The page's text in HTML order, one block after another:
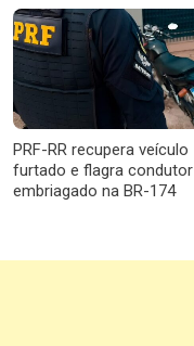
PRF-RR recupera veículo
furtado e flagra condutor
embriagado na BR-174